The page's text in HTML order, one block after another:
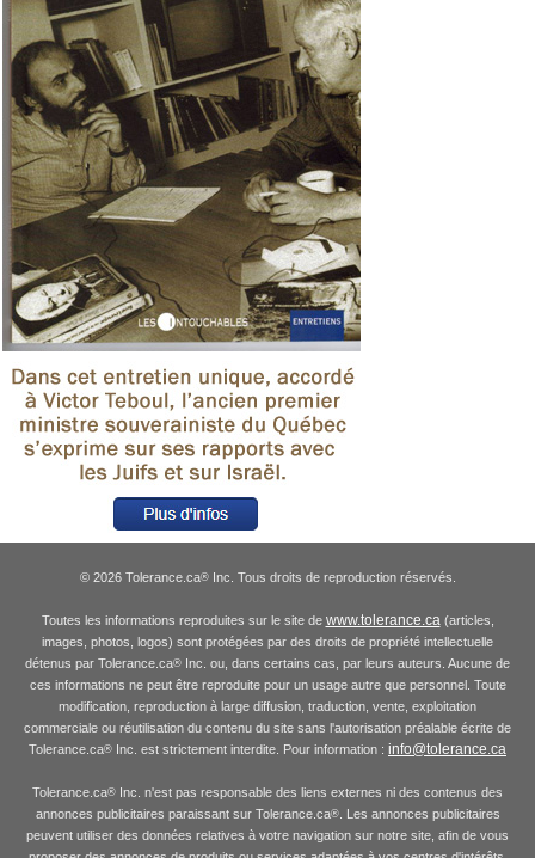
© 2026 Tolerance.ca®Inc. Tous droits de reproduction réservés.
Toutes les informations reproduites sur le site de www.tolerance.ca(articles,
images, photos, logos) sont protégées par des droits de propriété intellectuelle
détenus par Tolerance.ca® Inc. ou, dans certains cas, par leurs auteurs. Aucune de
ces informations ne peut être reproduite pour un usage autre que personnel. Toute
modification, reproduction à large diffusion, traduction, vente, exploitation
commerciale ou réutilisation du contenu du site sans l'autorisation préalable écrite de
Tolerance.ca® Inc. est strictement interdite. Pour information : info@tolerance.ca
Tolerance.ca® Inc. n'est pas responsable des liens externes ni des contenus des
annonces publicitaires paraissant sur Tolerance.ca®. Les annonces publicitaires
peuvent utiliser des données relatives à votre navigation sur notre site, afin de vous